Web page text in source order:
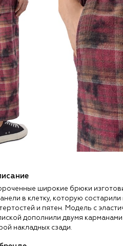
широкие брюки
в клетку, которую
и пятен. Модель с
дополнили двумя
накладных сзади.